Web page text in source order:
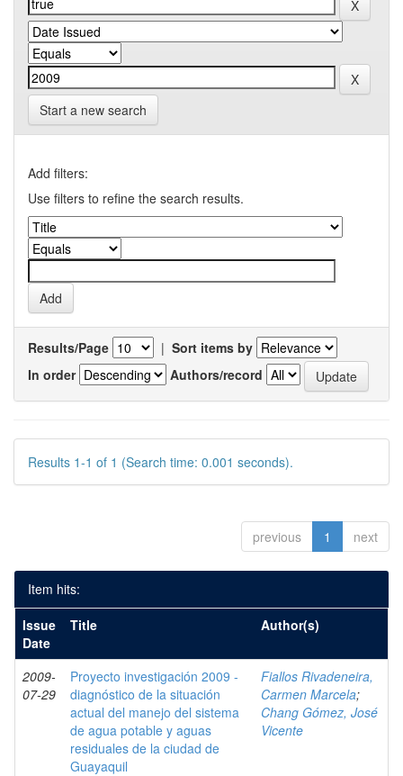
Start a new search
Add filters:
Use filters to refine the search results.
Results/Page | Sort items by
In order
Authors/record
Results 1-1 of 1 (Search time: 0.001 seconds).
previous 1 next
Item hits:
Issue
Date
Title Author(s)
2009-
07-29
Proyecto investigación 2009 -
diagnóstico de la situación
actual del manejo del sistema
de agua potable y aguas
residuales de la ciudad de
Guayaquil
Fiallos Rivadeneira,
Carmen Marcela;
Chang Gómez, José
Vicente